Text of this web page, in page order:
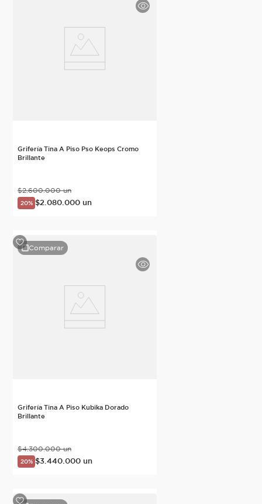
Grifería Tina A Piso Pso Keops Cromo
Brillante
$2.600.000 un
20% $2.080.000 un
Comparar
Grifería Tina A Piso Kubika Dorado
Brillante
$4.300.000 un
20% $3.440.000 un